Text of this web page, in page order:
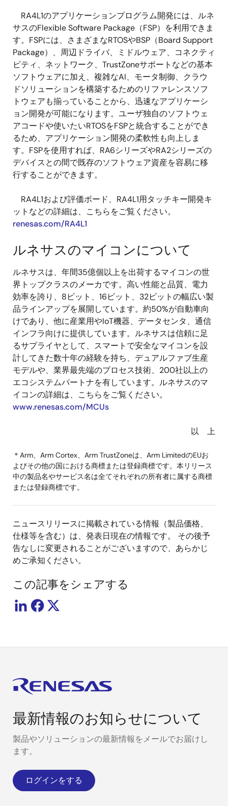
RA4L1のアプリケーションプログラム開発には、ルネ
サスのFlexible Software Package（FSP）を利用できま
す。FSPには、さまざまなRTOSやBSP（Board Support
Package）、周辺ドライバ、ミドルウェア、コネクティ
ビティ、ネットワーク、TrustZoneサポートなどの基本
ソフトウェアに加え、複雑なAI、モータ制御、クラウ
ドソリューションを構築するためのリファレンスソフ
トウェアも揃っていることから、迅速なアプリケーシ
ョン開発が可能になります。ユーザ独自のソフトウェ
アコードや使いたいRTOSをFSPと統合することができ
るため、アプリケーション開発の柔軟性も向上しま
す。FSPを使用すれば、RA6シリーズやRA2シリーズの
デバイスとの間で既存のソフトウェア資産を容易に移
行することができます。
RA4L1および評価ボード、RA4L1用タッチキー開発キ
ットなどの詳細は、こちらをご覧ください。
renesas.com/RA4L1
ルネサスのマイコンについて
ルネサスは、年間35億個以上を出荷するマイコンの世
界トップクラスのメーカです。高い性能と品質、電力
効率を誇り、8ビット、16ビット、32ビットの幅広い製
品ラインアップを展開しています。約50%が自動車向
けであり、他に産業用やIoT機器、データセンタ、通信
インフラ向けに提供しています。ルネサスは信頼に足
るサプライヤとして、スマートで安全なマイコンを設
計してきた数十年の経験を持ち、デュアルファブ生産
モデルや、業界最先端のプロセス技術、200社以上の
エコシステムパートナを有しています。ルネサスのマ
イコンの詳細は、こちらをご覧ください。
www.renesas.com/MCUs
以 上
＊Arm、Arm Cortex、Arm TrustZoneは、Arm LimitedのEUお
よびその他の国における商標または登録商標です。本リリース
中の製品名やサービス名は全てそれぞれの所有者に属する商標
または登録商標です。
ニュースリリースに掲載されている情報（製品価格、
仕様等を含む）は、発表日現在の情報です。 その後予
告なしに変更されることがございますので、あらかじ
めご承知ください。
この記事をシェアする
最新情報のお知らせについて
製品やソリューションの最新情報をメールでお届けし
ます。
ログインをする